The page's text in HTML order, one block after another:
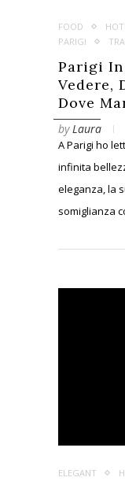
FOOD
PARIGI
Parigi
Vedere,
Dove
byLaura
A Parigi ho
infinita
eleganza, la
somiglianza
ELEGANT